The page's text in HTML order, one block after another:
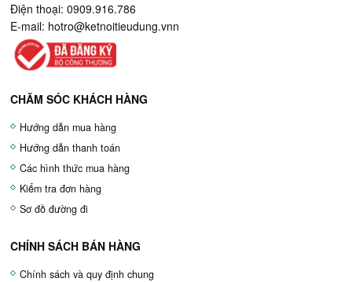
Điện thoại: 0909.916.786
E-mail: hotro@ketnoitieudung.vnn
CHĂM SÓC KHÁCH HÀNG
Hướng dẫn mua hàng
Hướng dẫn thanh toán
Các hình thức mua hàng
Kiểm tra đơn hàng
Sơ đồ đường đi
CHÍNH SÁCH BÁN HÀNG
Chính sách và quy định chung